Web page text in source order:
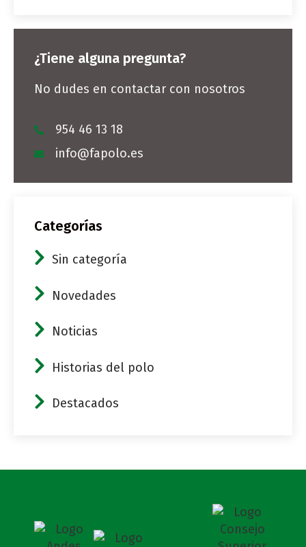
¿Tiene alguna pregunta?
No dudes en contactar con nosotros
954 46 13 18
info@fapolo.es
Categorías
Sin categoría
Novedades
Noticias
Historias del polo
Destacados